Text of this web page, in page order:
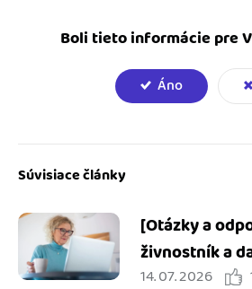
Boli tieto informácie pre
Áno
Súvisiace články
[Otázky a
živnostník a
14. 07. 2026